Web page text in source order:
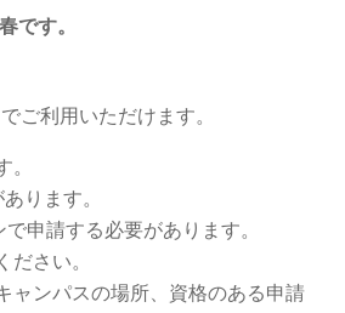
です。
ご利用いただけます。
。
ります。
申請する必要があります。
さい。
ャンパスの場所、資格のある申請